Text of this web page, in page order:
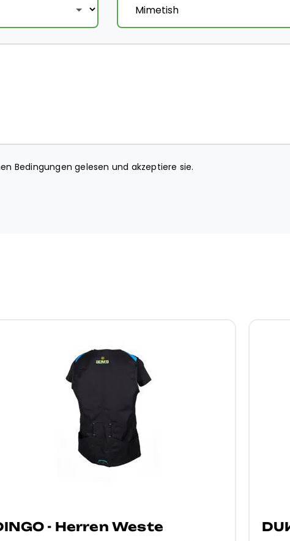
Bedingungen gelesen und akzeptiere sie.
DUKE – Herren Latzhose